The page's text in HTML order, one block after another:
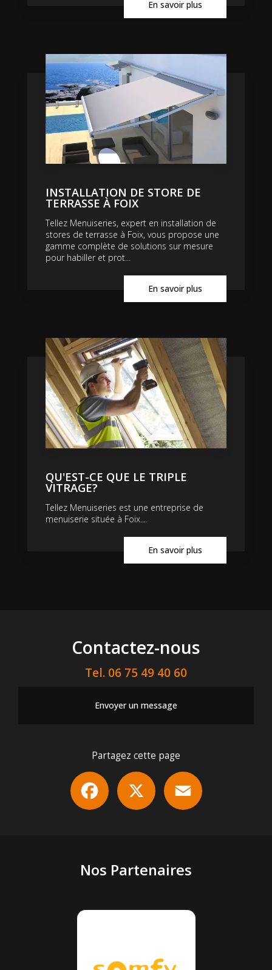
En savoir plus
INSTALLATION DE STORE DE
TERRASSE À FOIX
Tellez Menuiseries, expert en installation de
stores de terrasse à Foix, vous propose une
gamme complète de solutions sur mesure
pour habiller et prot...
En savoir plus
QU'EST-CE QUE LE TRIPLE
VITRAGE?
Tellez Menuiseries est une entreprise de
menuiserie située à Foix....
En savoir plus
Contactez-nous
Tel. 06 75 49 40 60
Envoyer un message
Partagez cette page
Facebook
Nos Partenaires